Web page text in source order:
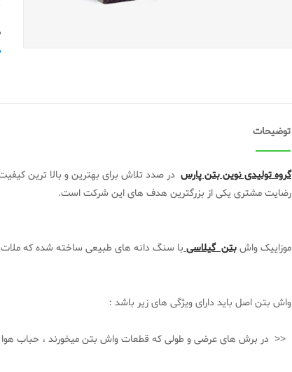
توضیحات
گروه تولیدی نوین بتن پارس در صدد تلاش برای بهترین و بالا ترین
رضایت مشتری یکی از بزرگترین هدف های این شرکت است.
موزاییک واشبتن گیلاسی با سنگ دانه های طبیعی ساخته شده که ملات
واش بتن اصل باید دارای ویژگی های زیر باشد :
<< در برش های عرضی و طولی که قطعات واش بتن میخورند ، حباب هوا